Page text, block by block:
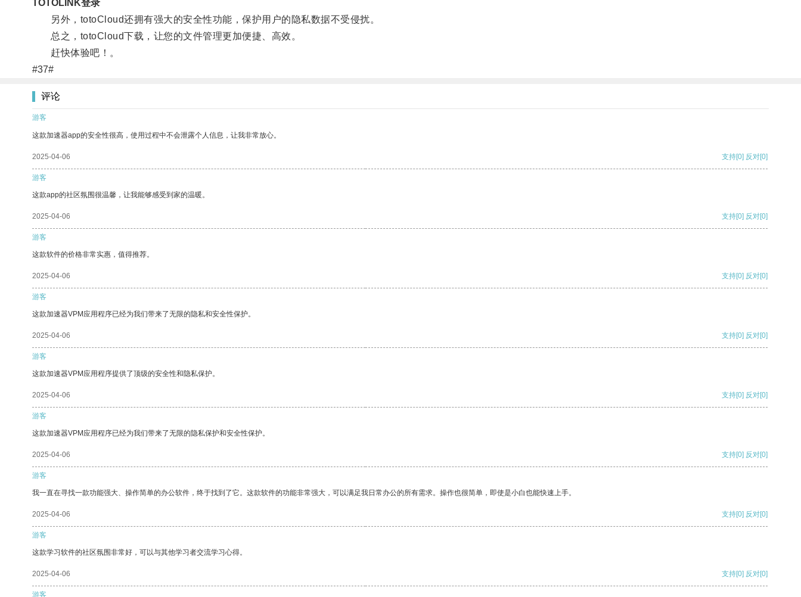
TOTOLINK登录
另外，totoCloud还拥有强大的安全性功能，保护用户的隐私数据不受侵扰。
总之，totoCloud下载，让您的文件管理更加便捷、高效。
赶快体验吧！。
#37#
评论
游客
这款加速器app的安全性很高，使用过程中不会泄露个人信息，让我非常放心。
2025-04-06 支持[0] 反对[0]
游客
这款app的社区氛围很温馨，让我能够感受到家的温暖。
2025-04-06 支持[0] 反对[0]
游客
这款软件的价格非常实惠，值得推荐。
2025-04-06 支持[0] 反对[0]
游客
这款加速器VPM应用程序已经为我们带来了无限的隐私和安全性保护。
2025-04-06 支持[0] 反对[0]
游客
这款加速器VPM应用程序提供了顶级的安全性和隐私保护。
2025-04-06 支持[0] 反对[0]
游客
这款加速器VPM应用程序已经为我们带来了无限的隐私保护和安全性保护。
2025-04-06 支持[0] 反对[0]
游客
我一直在寻找一款功能强大、操作简单的办公软件，终于找到了它。这款软件的功能非常强大，可以满足我日常办公的所有需求。操作也很简单，即使是小白也能快速上手。
2025-04-06 支持[0] 反对[0]
游客
这款学习软件的社区氛围非常好，可以与其他学习者交流学习心得。
2025-04-06 支持[0] 反对[0]
游客